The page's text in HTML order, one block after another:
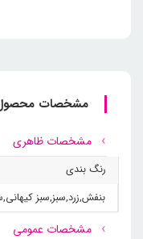
مشخصات
مشخصات ظاهری
رنگ بندی
بنفش,زرد,سبز,سبز کیهانی,
مشخصات عمومی